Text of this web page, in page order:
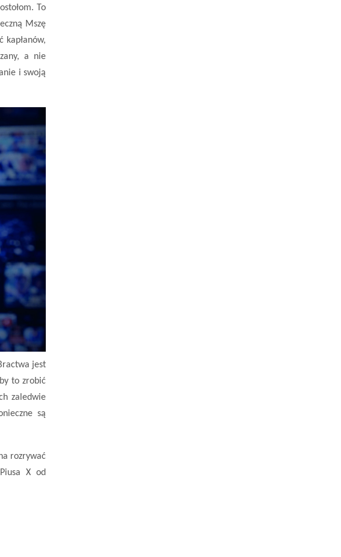
To
Mszę
kapłanów,
a nie
i swoją
jest
to zrobić
zaledwie
są
rozrywać
X od